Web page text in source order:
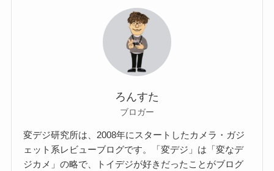
ろんすた
ブロガー
変デジ研究所は、2008年にスタートしたカメラ・ガジ
ェット系レビューブログです。「変デジ」は「変なデ
ジカメ」の略で、トイデジが好きだったことがブログ